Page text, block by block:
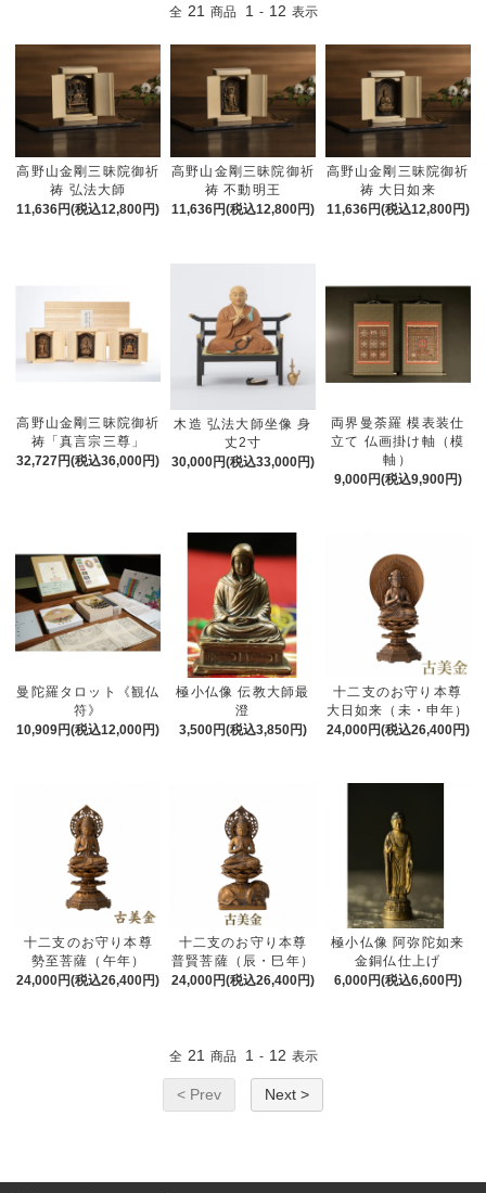
全 21 商品 1 - 12 表示
高野山金剛三昧院御祈
祷 弘法大師
11,636円(税込12,800円)
高野山金剛三昧院御祈
祷 不動明王
11,636円(税込12,800円)
高野山金剛三昧院御祈
祷 大日如来
11,636円(税込12,800円)
高野山金剛三昧院御祈
祷「真言宗三尊」
32,727円(税込36,000円)
木造 弘法大師坐像 身
丈2寸
30,000円(税込33,000円)
両界曼荼羅 模表装仕
立て 仏画掛け軸（模
軸）
9,000円(税込9,900円)
曼陀羅タロット《観仏
符》
10,909円(税込12,000円)
極小仏像 伝教大師最
澄
3,500円(税込3,850円)
十二支のお守り本尊
大日如来（未・申年）
24,000円(税込26,400円)
十二支のお守り本尊
勢至菩薩（午年）
24,000円(税込26,400円)
十二支のお守り本尊
普賢菩薩（辰・巳年）
24,000円(税込26,400円)
極小仏像 阿弥陀如来
金銅仏仕上げ
6,000円(税込6,600円)
全 21 商品 1 - 12 表示
< Prev Next >